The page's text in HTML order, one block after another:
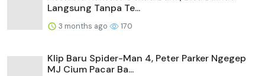
Langsung Tanpa Te...
3 months ago 170
Klip Baru Spider-Man 4, Peter Parker Ngegep
MJ Cium Pacar Ba...